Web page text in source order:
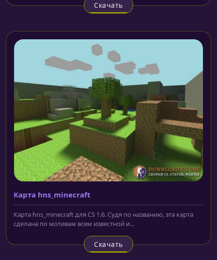
Скачать
Карта hns_minecraft
Карта hns_minecraft для CS 1.6. Судя по названию, эта карта
сделана по мотивам всем известной и...
Скачать